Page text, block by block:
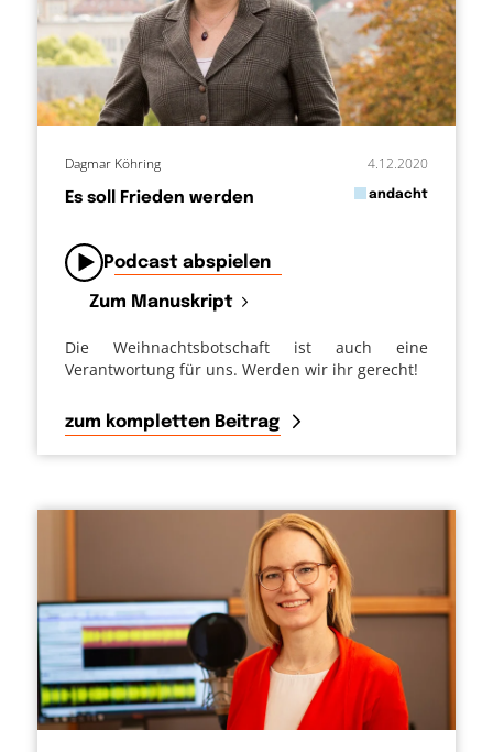
Es soll Frieden werden
4.12.2020
inandacht
Dagmar Köhring
Podcast abspielen
Zum Manuskript
Die Weihnachtsbotschaft ist auch eine
Verantwortung für uns. Werden wir ihr gerecht!
zum kompletten Beitrag